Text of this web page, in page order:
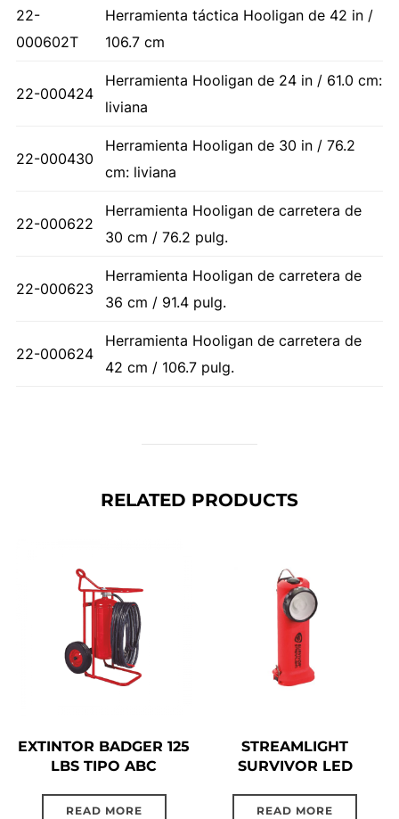
22-
000602T
Herramienta táctica Hooligan de 42 in /
106.7 cm
22-000424
Herramienta Hooligan de 24 in / 61.0 cm:
liviana
22-000430
Herramienta Hooligan de 30 in / 76.2
cm: liviana
22-000622
Herramienta Hooligan de carretera de
30 cm / 76.2 pulg.
22-000623
Herramienta Hooligan de carretera de
36 cm / 91.4 pulg.
22-000624
Herramienta Hooligan de carretera de
42 cm / 106.7 pulg.
RELATED PRODUCTS
EXTINTOR BADGER 125
LBS TIPO ABC
READ MORE
STREAMLIGHT
SURVIVOR LED
READ MORE